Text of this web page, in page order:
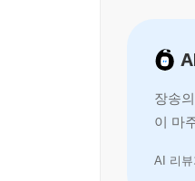
장송
이 마
에 휘